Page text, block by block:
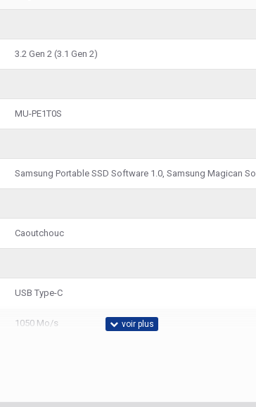
3.2 Gen 2 (3.1 Gen 2)
MU-PE1T0S
Samsung Portable SSD Software 1.0, Samsung Magican
Caoutchouc
USB Type-C
1050 Mo/s